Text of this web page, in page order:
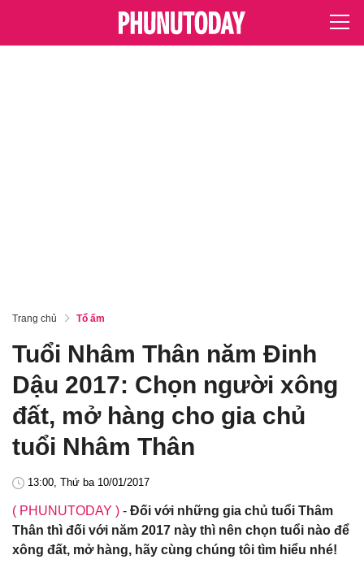
Trang chủ Tổ ấm
Tuổi Nhâm Thân năm Đinh
Dậu 2017: Chọn người xông
đất, mở hàng cho gia chủ
tuổi Nhâm Thân
13:00, Thứ ba 10/01/2017
( PHUNUTODAY ) - Đối với những gia chủ tuổi Thâm
Thân thì đối với năm 2017 này thì nên chọn tuổi nào để
xông đất, mở hàng, hãy cùng chúng tôi tìm hiểu nhé!